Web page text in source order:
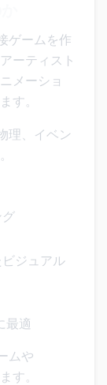
ゲームを作
ーティスト
メーショ
す。
理、イベン
ジュアル
最適
ムや
す。